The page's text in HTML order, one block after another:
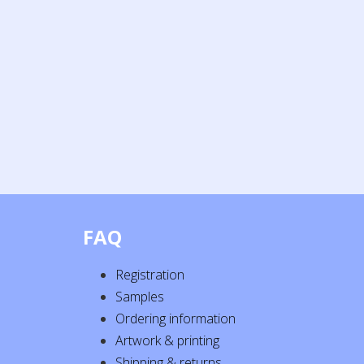
FAQ
Registration
Samples
Ordering information
Artwork & printing